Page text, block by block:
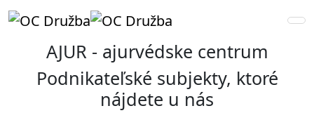
AJUR - ajurvédske centrum
Podnikateľské subjekty, ktoré
nájdete u nás